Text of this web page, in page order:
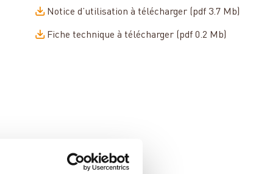
Notice d’utilisation à télécharger (pdf 3.7 Mb)
Fiche technique à télécharger (pdf 0.2 Mb)